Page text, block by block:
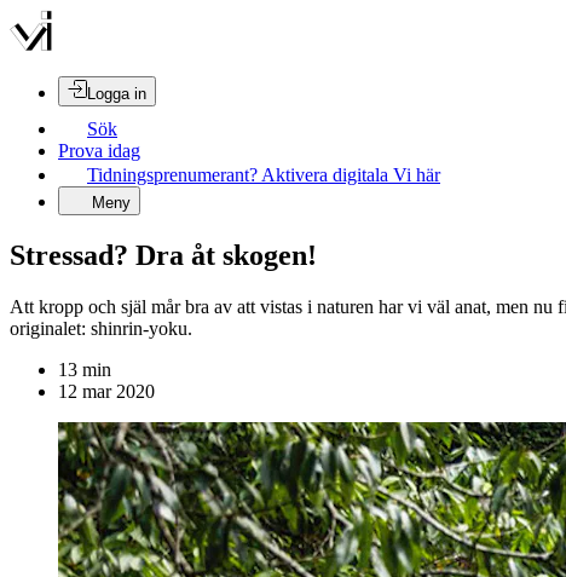
Logga in
Sök
Prova idag
Tidningsprenumerant? Aktivera digitala Vi här
Meny
Stressad? Dra åt skogen!
Att kropp och själ mår bra av att vistas i naturen har vi väl anat, men nu
originalet: shinrin-yoku.
13 min
12 mar 2020